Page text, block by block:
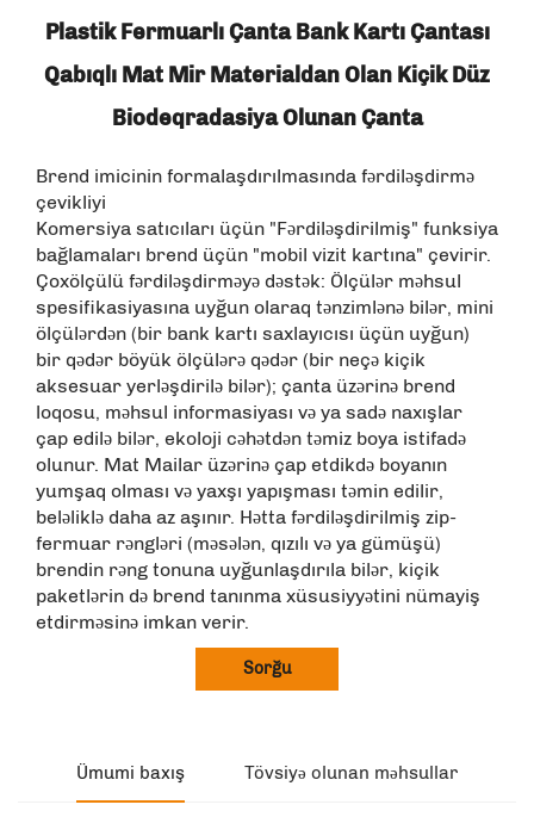
Plastik Fermuarlı Çanta Bank Kartı Çantası
Qabıqlı Mat Mir Materialdan Olan Kiçik Düz
Biodeqradasiya Olunan Çanta
Brend imicinin formalaşdırılmasında fərdiləşdirmə
çevikliyi
Komersiya satıcıları üçün "Fərdiləşdirilmiş" funksiya
bağlamaları brend üçün "mobil vizit kartına" çevirir.
Çoxölçülü fərdiləşdirməyə dəstək: Ölçülər məhsul
spesifikasiyasına uyğun olaraq tənzimlənə bilər, mini
ölçülərdən (bir bank kartı saxlayıcısı üçün uyğun)
bir qədər böyük ölçülərə qədər (bir neçə kiçik
aksesuar yerləşdirilə bilər); çanta üzərinə brend
loqosu, məhsul informasiyası və ya sadə naxışlar
çap edilə bilər, ekoloji cəhətdən təmiz boya istifadə
olunur. Mat Mailar üzərinə çap etdikdə boyanın
yumşaq olması və yaxşı yapışması təmin edilir,
beləliklə daha az aşınır. Hətta fərdiləşdirilmiş zip-
fermuar rəngləri (məsələn, qızılı və ya gümüşü)
brendin rəng tonuna uyğunlaşdırıla bilər, kiçik
paketlərin də brend tanınma xüsusiyyətini nümayiş
etdirməsinə imkan verir.
Sorğu
Ümumi baxış Tövsiyə olunan məhsullar